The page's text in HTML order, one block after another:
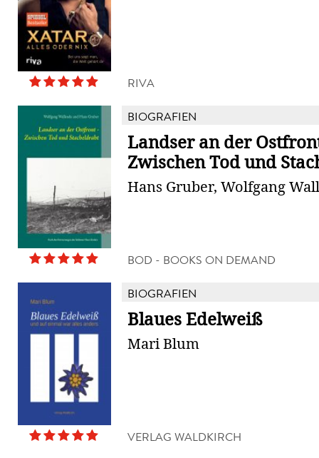
RIVA
BIOGRAFIEN
Landser an der
Zwischen Tod und
Hans Gruber, Wolfgang
BOD - BOOKS ON DEMAND
BIOGRAFIEN
Blaues Edelweiß
Mari Blum
VERLAG WALDKIRCH